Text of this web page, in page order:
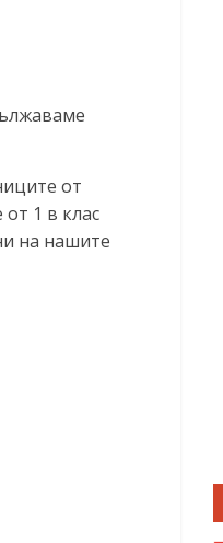
от
1 в клас
на нашите